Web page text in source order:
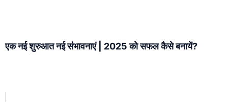
एक नई शुरुआत नई संभावनाएं | 2025 को सफल कैसे बनायें?